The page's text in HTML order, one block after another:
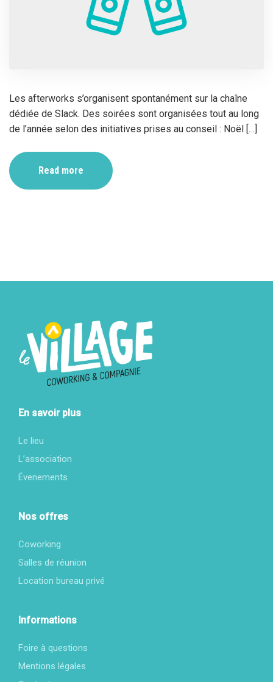
Les afterworks s’organisent spontanément sur la chaîne
dédiée de Slack. Des soirées sont organisées tout au long
de l’année selon des initiatives prises au conseil : Noël […]
Read more
En savoir plus
Le lieu
L’association
Évenements
Nos offres
Coworking
Salles de réunion
Location bureau privé
Informations
Foire à questions
Mentions légales